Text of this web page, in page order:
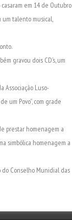
em 14 de Outubro
um talento musical,
gravou dois CD’s, um
Associação Luso-
um Povo”, com grade
prestar homenagem a
simbólica homenagem a
do Conselho Munidial das